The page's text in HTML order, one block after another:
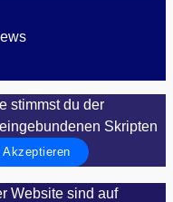
stimmst du der
Skripten
Akzeptieren
Website sind auf